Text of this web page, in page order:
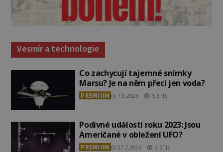
Vesmír a technologie
Co zachycují tajemné snímky
Marsu? Je na něm přeci jen voda?
PREMIUM 7.8.2026 1.6TIS
Podivné události roku 2023: Jsou
Američané v obležení UFO?
PREMIUM 27.7.2026 3.5TIS